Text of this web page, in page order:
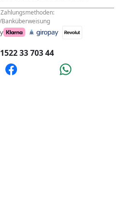
1522 33 703 44